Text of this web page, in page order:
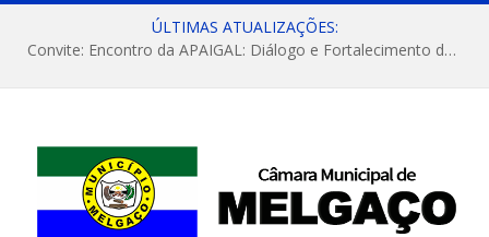
ÚLTIMAS ATUALIZAÇÕES:
Convite: Encontro da APAIGAL: Diálogo e Fortalecimento da Agricultura Familiar